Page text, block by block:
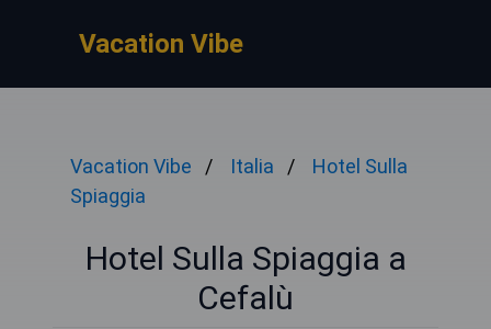
Vacation Vibe
Vacation Vibe Italia
Hotel Sulla
Spiaggia
Hotel Sulla Spiaggia a
Cefalù